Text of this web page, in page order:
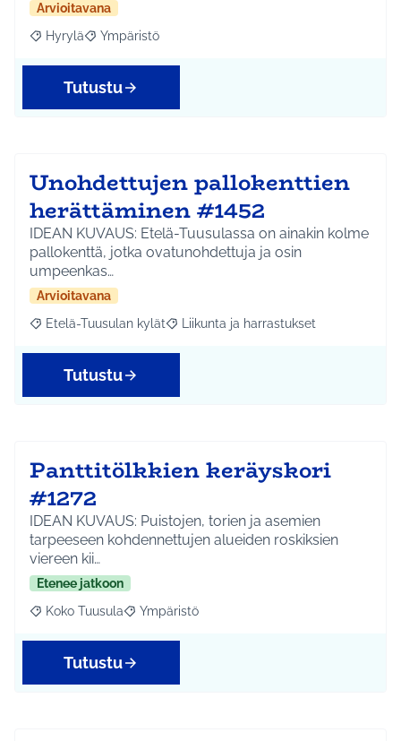
Arvioitavana
Rajaa tulokset aihepiirin mukaan: Hyrylä
Hyrylä Rajaa tulokset teeman mukaan: Ympäristö
Ympäristö
Tutustu
Unohdettujen pallokenttien
herättäminen #1452
IDEAN KUVAUS: Etelä-Tuusulassa on ainakin kolme
pallokenttä, jotka ovatunohdettuja ja osin
umpeenkas…
Arvioitavana
Rajaa tulokset aihepiirin mukaan: Etelä-Tuusulan kylät
Etelä-Tuusulan kylät Rajaa tulokset teeman mukaan:
Liikunta ja harrastukset
Tutustu
Panttitölkkien keräyskori
#1272
IDEAN KUVAUS: Puistojen, torien ja asemien
tarpeeseen kohdennettujen alueiden roskiksien
viereen kii…
Etenee jatkoon
Rajaa tulokset aihepiirin mukaan: Koko Tuusula
Koko Tuusula Rajaa tulokset teeman mukaan: Ympäristö
Ympäristö
Tutustu